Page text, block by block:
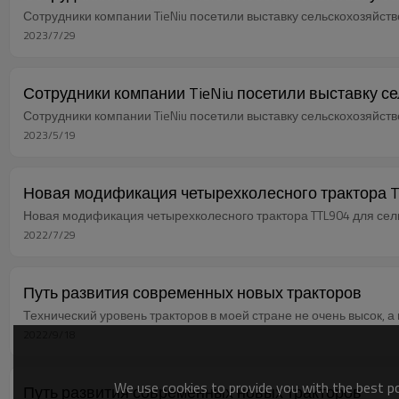
Сотрудники компании TieNiu посетили выставку
2023/7/29
Сотрудники компании TieNiu посетили выставку
Сотрудники компании TieNiu посетили выставку
2023/5/19
Новая модификация четырехколесного трактора
Новая модификация четырехколесного трактора TTL904 для
2022/7/29
Путь развития современных новых тракторов
Технический уровень тракторов в моей стране не очень высок,
Путь развития современных новых тракторов
We use cookies to provide you with the best